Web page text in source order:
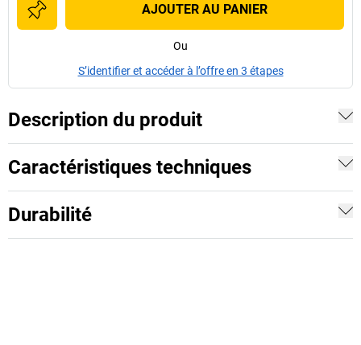
AJOUTER AU PANIER
Ou
S’identifier et accéder à l’offre en 3 étapes
Description du produit
Caractéristiques techniques
Durabilité